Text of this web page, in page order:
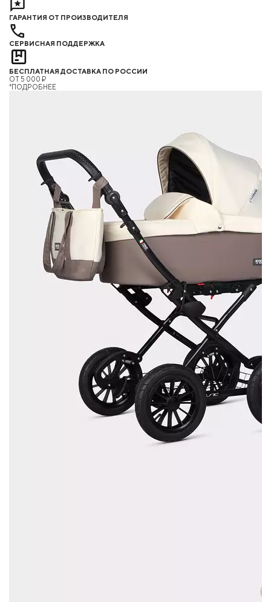
ГАРАНТИЯ ОТ ПРОИЗВОДИТЕЛЯ
СЕРВИСНАЯ ПОДДЕРЖКА
БЕСПЛАТНАЯ ДОСТАВКА ПО РОССИИ
ОТ 5 000 ₽
*ПОДРОБНЕЕ